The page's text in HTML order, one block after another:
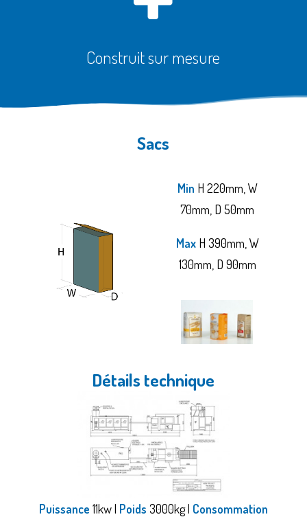
Construit sur mesure
Sacs
Min H 220mm, W
70mm, D 50mm
Max H 390mm, W
130mm, D 90mm
Détails technique
Puissance 11kw | Poids 3000kg | Consommation